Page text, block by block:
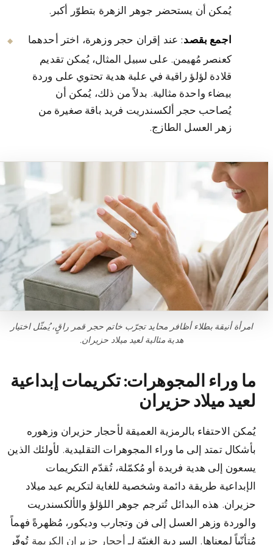
يُمكن أن يستحضر جوهر الزهرة بتطوّر أكبر.
اجمع بقصد: عند إقران حجر وزهرة، اختر أحدهما
كعنصر مُهيمن. على سبيل المثال، يُمكن تقديم
قلادة لؤلؤ راقية في علبة هدية تحتوي على وردة
بيضاء واحدة مثالية. بدلاً من ذلك، يُمكن أن
يُصاحب حجر ألكسندريت فريد باقة صغيرة من
زهر العسل الطازج.
امرأة أنيقة بطلاء أظافر محايد تجرّب خاتم حجر قمر راقٍ، يُمثّل اختيار
هدية مثالية لعيد ميلاد حزيران.
ما وراء المجوهرات: تكريمات إبداعية
لعيد ميلاد حزيران
يُمكن الاحتفاء بالرمزية العميقة لأحجار حزيران وزهوره
بأشكال تمتد إلى ما وراء المجوهرات التقليدية. لأولئك الذين
يسعون إلى هدية فريدة أو مُكمّلة، تُقدّم التكريمات
الإبداعية طريقة دائمة وشخصية للغاية لتكريم عيد ميلاد
حزيران. هذه البدائل تُترجم جوهر اللؤلؤ والألكسندريت
والوردة وزهر العسل إلى فن وتجارب وديكور، مُظهرةً فهماً
مُتأنّياً لمعناها. السردية الغنيّة لـأحجار حزيران الكريمةتُوفّر